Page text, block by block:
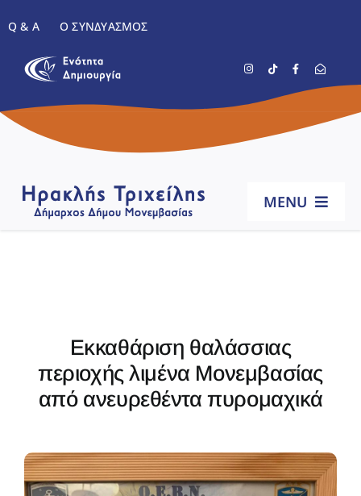
στο
περιεχόμενο
Q & A Ο ΣΥΝΔΥΑΣΜΌΣ
MENU
Έργα
Αντισταθμιστικά
Aνεμογεννητριών
Εκκαθάριση θαλάσσιας
περιοχής λιμένα Μονεμβασίας
από ανευρεθέντα πυρομαχικά